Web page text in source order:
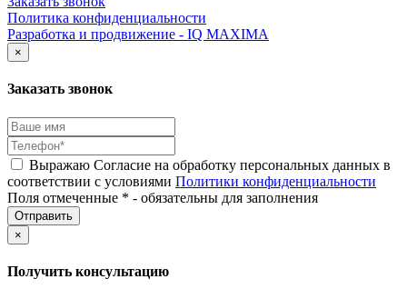
Политика конфиденциальности
Разработка и продвижение - IQ MAXIMA
×
Заказать звонок
Выражаю Согласие на обработку персональных данных в
соответствии с условиями Политики конфиденциальности
Поля отмеченные * - обязательны для заполнения
×
Получить консультацию